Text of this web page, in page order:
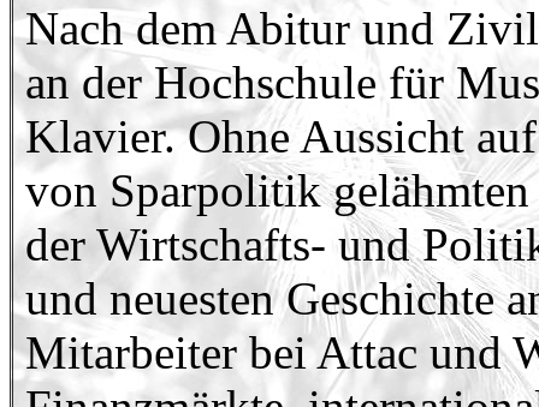
Nach dem Abitur und
an der Hochschule für
Klavier. Ohne Aussicht
von Sparpolitik
der Wirtschafts- und
und neuesten Geschichte
Mitarbeiter bei Attac und